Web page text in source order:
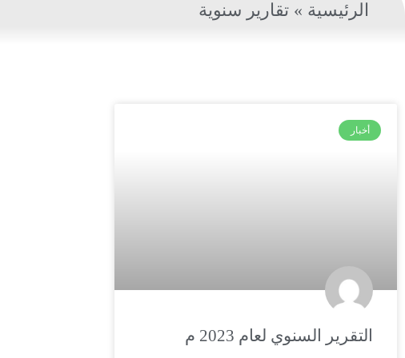
الرئيسية » تقارير سنوية
أخبار
التقرير السنوي لعام 2023 م